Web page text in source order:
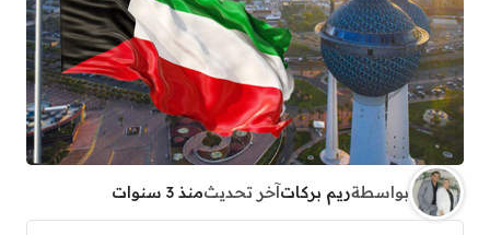
بواسطةريم بركاتآخر تحديثمنذ 3 سنوات